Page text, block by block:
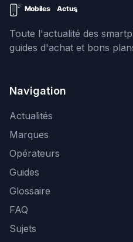
Toute l'actualité des
guides d'achat et bons
Navigation
Actualités
Marques
Opérateurs
Guides
Glossaire
FAQ
Sujets